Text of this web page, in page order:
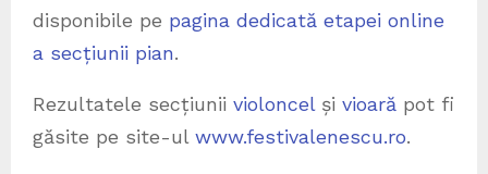
disponibile pe pagina dedicată etapei online
a secțiunii pian.
Rezultatele secțiunii violoncelși vioară pot fi
găsite pe site-ul www.festivalenescu.ro.